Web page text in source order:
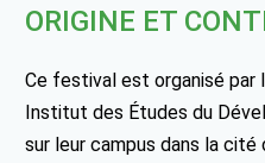
ORIGINE ET
Ce festival est organisé par
Institut des Études du
sur leur campus dans la